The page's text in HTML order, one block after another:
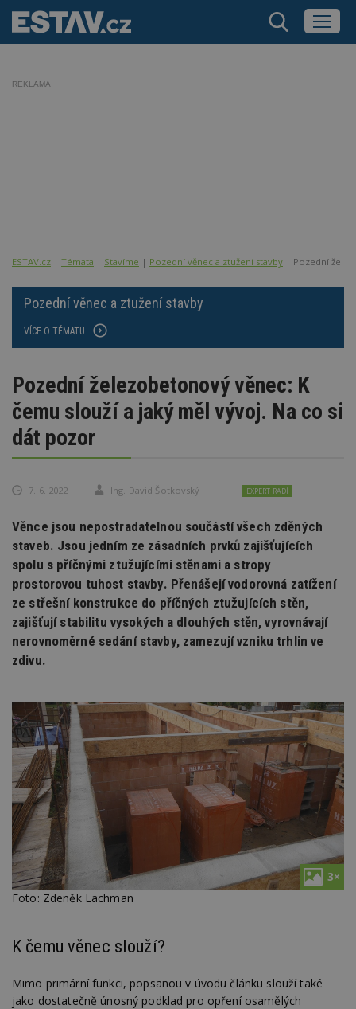
REKLAMA
ESTAV.cz Témata Stavíme Pozední věnec a ztužení stavby Pozední
Pozední věnec a ztužení stavby
VÍCE O TÉMATU
Pozední železobetonový věnec: K
čemu slouží a jaký měl vývoj. Na co si
dát pozor
7. 6. 2022 Ing. David Šotkovský EXPERT RADÍ
Věnce jsou nepostradatelnou součástí všech zděných
staveb. Jsou jedním ze zásadních prvků zajišťujících
spolu s příčnými ztužujícími stěnami a stropy
prostorovou tuhost stavby. Přenášejí vodorovná zatížení
ze střešní konstrukce do příčných ztužujících stěn,
zajišťují stabilitu vysokých a dlouhých stěn, vyrovnávají
nerovnoměrné sedání stavby, zamezují vzniku trhlin ve
zdivu.
3×
Foto: Zdeněk Lachman
K čemu věnec slouží?
Mimo primární funkci, popsanou v úvodu článku slouží také
jako dostatečně únosný podklad pro opření osamělých